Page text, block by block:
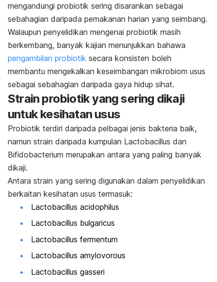
mengandungi probiotik sering disarankan sebagai
sebahagian daripada pemakanan harian yang seimbang.
Walaupun penyelidikan mengenai probiotik masih
berkembang, banyak kajian menunjukkan bahawa
pengambilan probiotik secara konsisten boleh
membantu mengekalkan keseimbangan mikrobiom usus
sebagai sebahagian daripada gaya hidup sihat.
Strain probiotik yang sering dikaji
untuk kesihatan usus
Probiotik terdiri daripada pelbagai jenis bakteria baik,
namun strain daripada kumpulan Lactobacillus dan
Bifidobacterium merupakan antara yang paling banyak
dikaji.
Antara strain yang sering digunakan dalam penyelidikan
berkaitan kesihatan usus termasuk:
Lactobacillus acidophilus
Lactobacillus bulgaricus
Lactobacillus fermentum
Lactobacillus amylovorous
Lactobacillus gasseri